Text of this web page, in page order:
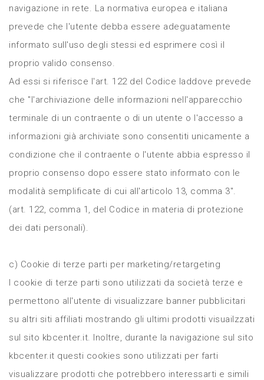
navigazione in rete. La normativa europea e italiana
prevede che l'utente debba essere adeguatamente
informato sull'uso degli stessi ed esprimere così il
proprio valido consenso.
Ad essi si riferisce l'art. 122 del Codice laddove prevede
che "l'archiviazione delle informazioni nell'apparecchio
terminale di un contraente o di un utente o l'accesso a
informazioni già archiviate sono consentiti unicamente a
condizione che il contraente o l'utente abbia espresso il
proprio consenso dopo essere stato informato con le
modalità semplificate di cui all'articolo 13, comma 3".
(art. 122, comma 1, del Codice in materia di protezione
dei dati personali).
c) Cookie di terze parti per marketing/retargeting
I cookie di terze parti sono utilizzati da società terze e
permettono all'utente di visualizzare banner pubblicitari
su altri siti affiliati mostrando gli ultimi prodotti visuailzzati
sul sito kbcenter.it. Inoltre, durante la navigazione sul sito
kbcenter.it questi cookies sono utilizzati per farti
visualizzare prodotti che potrebbero interessarti e simili